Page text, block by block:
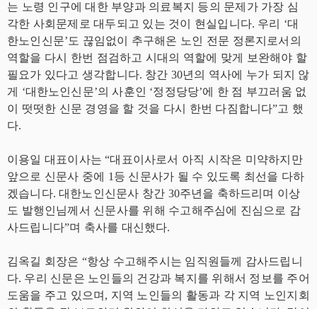
는 노령 인구에 대한 부양과 의료복지 등의 문제가 가장 심
각한 사회문제로 대두되고 있는 것이 현실입니다. 우리 ‘대
한노인신문’ 도 끊임없이 추구해온 노인 전문 정론지로서의
역할을 다시 한번 점검하고 시대의 역할에 맞게 보완해야 할
필요가 있다고 생각합니다. 창간30년의 역사에 누가 되지 않
게 ‘대한노인신문’의 사훈인 ‘정정당당’에 한 점 부끄러움 없
이 떳떳한 신문 경영을 할 것을 다시 한번 다짐합니다”고 했
다.
이용일 대표이사는“대표이사로서 아직 시작은 미약하지만
앞으로 신문사 중에 1 등 신문사가 될 수 있도록 최선을 다하
겠습니다.대한노인신문사 창간 30주년을 축하드리며 이상
도 발행인님께서 신문사를 위해 수고해주심에 진심으로 감
사드립니다”며 축사를 대신했다.
김옥길 회장은 “항상 수고해주시는 임직원들께 감사드립니
다. 우리 신문은 노인들의 건강과 복지를 위해서 정보를 주어
도움을 주고 있으며 , 지역 노인들의 활동과 각 지역 노인지회